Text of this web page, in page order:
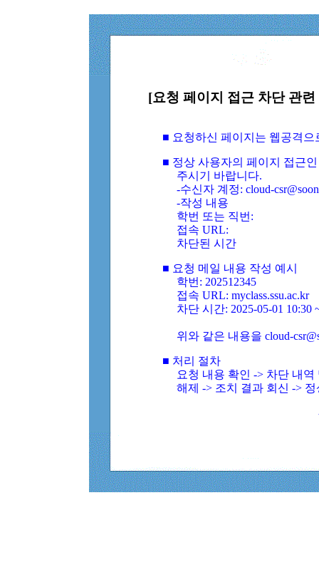
[요청 페이지 접근 차단 관
■ 요청하신 페이지는 웹공격
■ 정상 사용자의 페이지 접근
주시기 바랍니다.
-수신자 계정: cloud-
-작성 내용
학번 또는 직번:
접속 URL:
차단된 시간
■ 요청 메일 내용 작성 예시
학번: 202512345
접속 URL: myclass.ssu.ac.kr
차단 시간: 2025-05-01 10:30
위와 같은 내용을 cloud-
■ 처리 절차
요청 내용 확인 -> 차단 내
해제 -> 조치 결과 회신 ->